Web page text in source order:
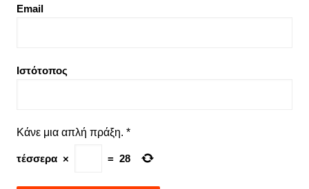
Email
Ιστότοπος
Κάνε μια απλή πράξη. *
τέσσερα × = 28